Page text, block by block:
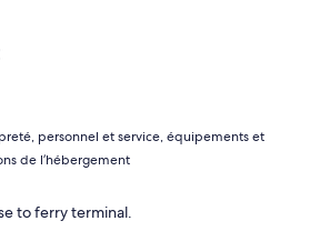
personnel et service, équipements et
de l’hébergement
to ferry terminal.